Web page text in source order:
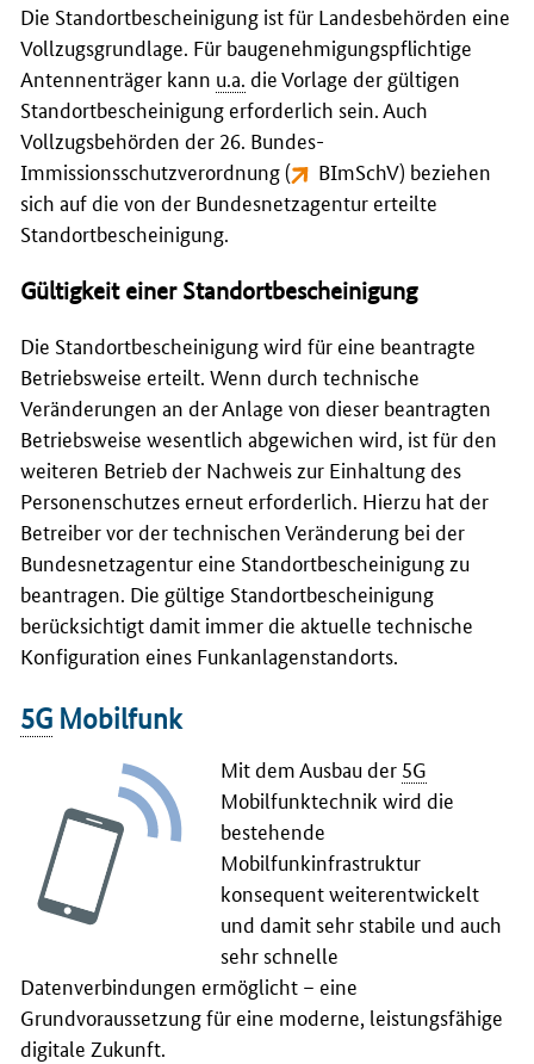
Die Standortbescheinigung ist für Landesbehörden eine
Vollzugsgrundlage. Für baugenehmigungspflichtige
Antennenträger kann u.a. die Vorlage der gültigen
Standortbescheinigung erforderlich sein. Auch
Vollzugsbehörden der 26. Bundes-
Immissionsschutzverordnung (
BImSchV) beziehen
sich auf die von der Bundesnetzagentur erteilte
Standortbescheinigung.
Gültigkeit einer Standortbescheinigung
Die Standortbescheinigung wird für eine beantragte
Betriebsweise erteilt. Wenn durch technische
Veränderungen an der Anlage von dieser beantragten
Betriebsweise wesentlich abgewichen wird, ist für den
weiteren Betrieb der Nachweis zur Einhaltung des
Personenschutzes erneut erforderlich. Hierzu hat der
Betreiber vor der technischen Veränderung bei der
Bundesnetzagentur eine Standortbescheinigung zu
beantragen. Die gültige Standortbescheinigung
berücksichtigt damit immer die aktuelle technische
Konfiguration eines Funkanlagenstandorts.
5G Mobilfunk
Mit dem Ausbau der 5G
Mobilfunktechnik wird die
bestehende
Mobilfunkinfrastruktur
konsequent weiterentwickelt
und damit sehr stabile und auch
sehr schnelle
Datenverbindungen ermöglicht – eine
Grundvoraussetzung für eine moderne, leistungsfähige
digitale Zukunft.